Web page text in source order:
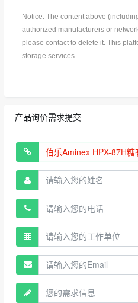
Notice: The content above
authorized manufacturers or
please contact to delete it. This
storage services.
产品询价需求提交